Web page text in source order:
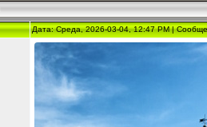
Дата: Среда, 2026-03-04, 12:47 PM |